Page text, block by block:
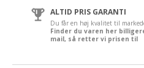
ALTID PRIS GARANTI
Du får en høj kvalitet til
Finder du varen her
mail, så retter vi prisen til